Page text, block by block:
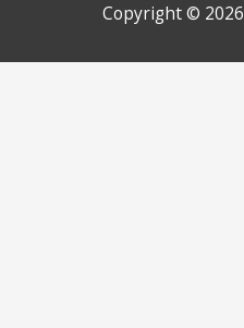
Copyright © 2026